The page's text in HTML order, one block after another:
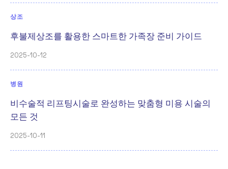
상조
후불제상조를 활용한 스마트한 가족장 준비 가이드
2025-10-12
병원
비수술적 리프팅시술로 완성하는 맞춤형 미용 시술의
모든 것
2025-10-11